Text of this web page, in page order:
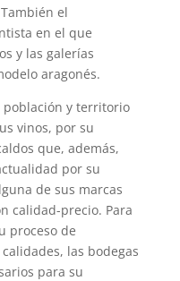
el
en el que
y las galerías
aragonés.
población y territorio
vinos, por su
que, además,
por su
de sus marcas
calidad-precio. Para
proceso de
las bodegas
para su